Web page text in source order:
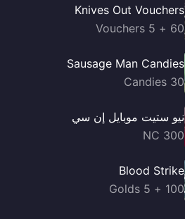
Knives Out Vouchers
60 + 5 Vouchers
Sausage Man Candies
30 Candies
نيو ستيت موبايل إن سي
300 NC
Blood Strike
100 + 5 Golds